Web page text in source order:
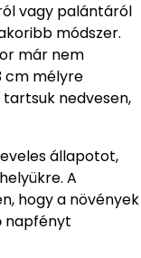
vagy palántáról
módszer.
már nem
cm mélyre
nedvesen,
állapotot,
A
hogy a növények
napfényt